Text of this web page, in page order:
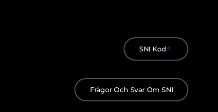
SNI Kod
Frågor Och Svar Om SNI